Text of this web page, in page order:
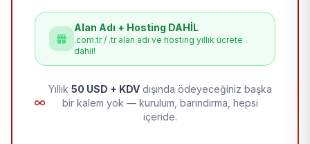
Alan Adı + Hosting DAHİL
.com.tr / .tr alan adı ve hosting yıllık ücrete
dahil!
Yıllık 50 USD + KDV dışında ödeyeceğiniz başka
bir kalem yok — kurulum, barındırma, hepsi
içeride.